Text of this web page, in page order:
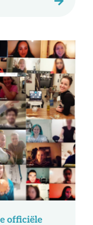
officiële